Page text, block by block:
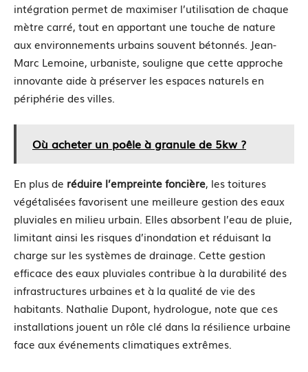
intégration permet de maximiser l’utilisation de chaque
mètre carré, tout en apportant une touche de nature
aux environnements urbains souvent bétonnés. Jean-
Marc Lemoine, urbaniste, souligne que cette approche
innovante aide à préserver les espaces naturels en
périphérie des villes.
Où acheter un poêle à granule de 5kw ?
En plus de réduire l’empreinte foncière, les toitures
végétalisées favorisent une meilleure gestion des eaux
pluviales en milieu urbain. Elles absorbent l’eau de pluie,
limitant ainsi les risques d’inondation et réduisant la
charge sur les systèmes de drainage. Cette gestion
efficace des eaux pluviales contribue à la durabilité des
infrastructures urbaines et à la qualité de vie des
habitants. Nathalie Dupont, hydrologue, note que ces
installations jouent un rôle clé dans la résilience urbaine
face aux événements climatiques extrêmes.